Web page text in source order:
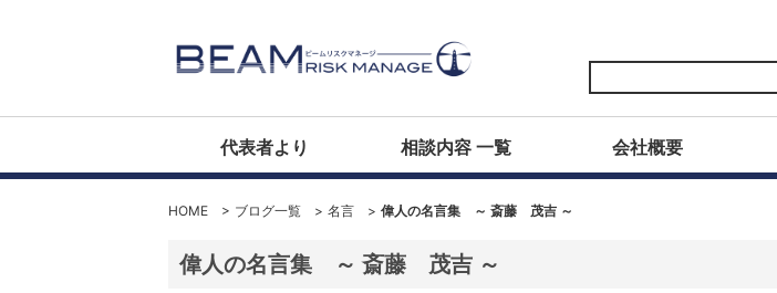
代表者より 相談内容 一覧 会社概要
HOME > ブログ一覧 > 名言 > 偉人の名言集 ～ 斎藤 茂吉 ～
偉人の名言集 ～ 斎藤 茂吉 ～